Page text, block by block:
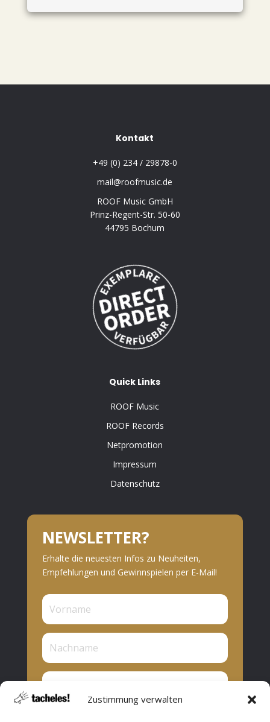
Zustimmung verwalten
Kontakt
+49 (0) 234 / 29878-0
mail@roofmusic.de
ROOF Music GmbH
Prinz-Regent-Str. 50-60
44795 Bochum
Quick Links
ROOF Music
ROOF Records
Netpromotion
Impressum
Datenschutz
NEWSLETTER?
Erhalte die neuesten Infos zu Neuheiten,
Empfehlungen und Gewinnspielen per E-Mail!